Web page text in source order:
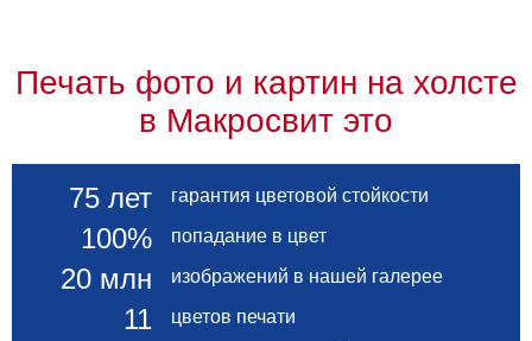
Печать фото и картин на холсте
в Макросвит это
75 лет гарантия цветовой стойкости
100% попадание в цвет
20 млн изображений в нашей галерее
11 цветов печати